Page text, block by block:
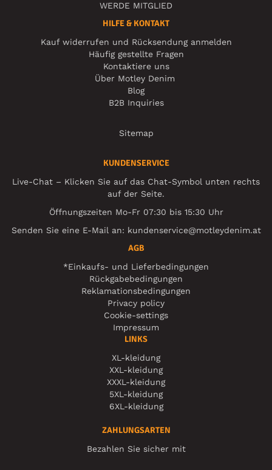
WERDE MITGLIED
HILFE & KONTAKT
Kauf widerrufen und Rücksendung anmelden
Häufig gestellte Fragen
Kontaktiere uns
Über Motley Denim
Blog
B2B Inquiries
Sitemap
KUNDENSERVICE
Live-Chat – Klicken Sie auf das Chat-Symbol unten rechts
auf der Seite.
Öffnungszeiten Mo-Fr 07:30 bis 15:30 Uhr
Senden Sie eine E-Mail an: kundenservice@motleydenim.at
AGB
*Einkaufs- und Lieferbedingungen
Rückgabebedingungen
Reklamationsbedingungen
Privacy policy
Cookie-settings
Impressum
LINKS
XL-kleidung
XXL-kleidung
XXXL-kleidung
5XL-kleidung
6XL-kleidung
ZAHLUNGSARTEN
Bezahlen Sie sicher mit